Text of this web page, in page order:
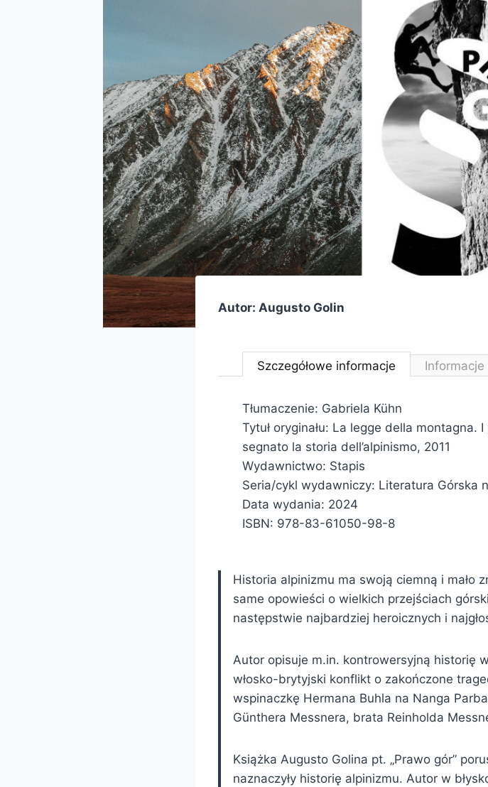
Autor: Augusto Golin
Szczegółowe informacje
Tłumaczenie: Gabriela Kühn
Tytuł oryginału: La legge della
segnato la storia dell’alpinismo, 2011
Wydawnictwo: Stapis
Seria/cykl wydawniczy: Literatura Górska
Data wydania: 2024
ISBN: 978-83-61050-98-8
Historia alpinizmu ma swoją ciemną i mało
same opowieści o wielkich przejściach
następstwie najbardziej heroicznych i
Autor opisuje m.in. kontrowersyjną historię
włosko-brytyjski konflikt o zakończone
wspinaczkę Hermana Buhla na Nanga
Günthera Messnera, brata Reinholda
Książka Augusto Golina pt. „Prawo gór”
naznaczyły historię alpinizmu. Autor w